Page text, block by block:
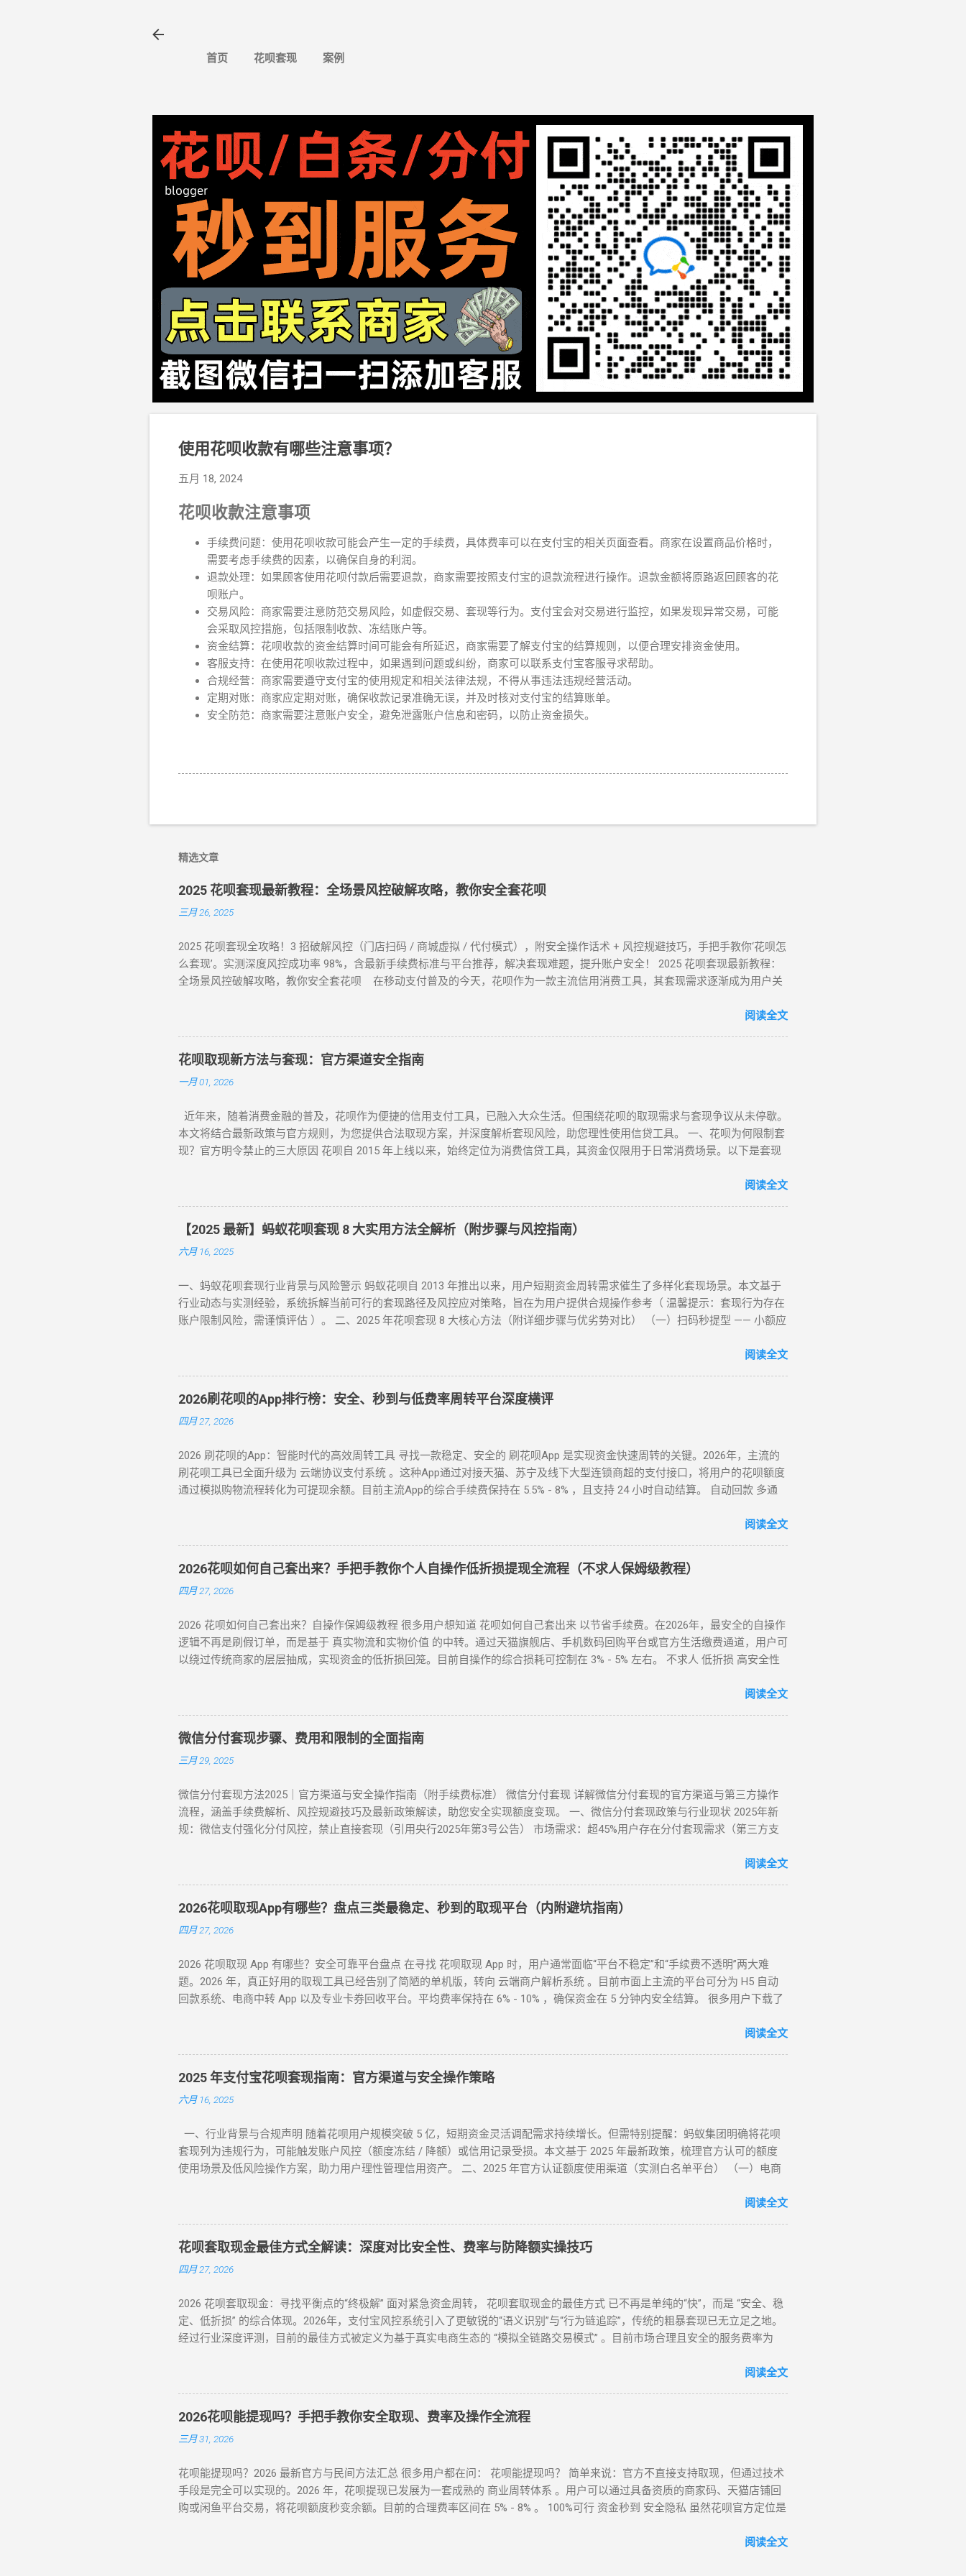
首页 花呗套现 案例
使用花呗收款有哪些注意事项？
五月 18, 2024
花呗收款注意事项
手续费问题：使用花呗收款可能会产生一定的手续费，具体费率可以在支付宝的相关页面查看。商家在设置商品价格时，
需要考虑手续费的因素，以确保自身的利润。
退款处理：如果顾客使用花呗付款后需要退款，商家需要按照支付宝的退款流程进行操作。退款金额将原路返回顾客的花
呗账户。
交易风险：商家需要注意防范交易风险，如虚假交易、套现等行为。支付宝会对交易进行监控，如果发现异常交易，可能
会采取风控措施，包括限制收款、冻结账户等。
资金结算：花呗收款的资金结算时间可能会有所延迟，商家需要了解支付宝的结算规则，以便合理安排资金使用。
客服支持：在使用花呗收款过程中，如果遇到问题或纠纷，商家可以联系支付宝客服寻求帮助。
合规经营：商家需要遵守支付宝的使用规定和相关法律法规，不得从事违法违规经营活动。
定期对账：商家应定期对账，确保收款记录准确无误，并及时核对支付宝的结算账单。
安全防范：商家需要注意账户安全，避免泄露账户信息和密码，以防止资金损失。
精选文章
2025 花呗套现最新教程：全场景风控破解攻略，教你安全套花呗
三月 26, 2025
2025 花呗套现全攻略！3 招破解风控（门店扫码 / 商城虚拟 / 代付模式），附安全操作话术 + 风控规避技巧，手把手教你‘花呗怎
么套现’。实测深度风控成功率 98%，含最新手续费标准与平台推荐，解决套现难题，提升账户安全！ 2025 花呗套现最新教程：
全场景风控破解攻略，教你安全套花呗 在移动支付普及的今天，花呗作为一款主流信用消费工具，其套现需求逐渐成为用户关
在搜索 “花呗怎么套现” 或 “花呗套现教程”，本文将为你全面解析操作方法与风控应对策略。 一、无风控花呗：门店扫码套现法，
商家 ：如便利店、餐饮店等，确认其支持花呗收款。 扫码支付 ：打开支付宝 “扫一扫”，扫描商家收款码，选择花呗支付指定金
额。 实时结算 ：商家收到款项后，扣除手续费将资金转回用户账户。此方法无需复杂流程，资金秒到账，尤其适合小额至中大额
的套现需求，是 “花呗怎么套现” 最便捷的答案。 二、普通风控账户：线上商城虚拟交易，绕过限额限制 若花呗账户因使用异常
荐美团、华为商城等对风控账户兼容性较高的平台。 创建虚拟订单 ：选购电子卡券、话费充值等虚拟商品，使用花呗支付。 模
拟物流确认 ：商家提供虚假物流信息后，用户在订单页面点击 “确认收货”。 快速回款 ：系统确认交易完成后，商家将资金转账
至用户账户。此方法通过模拟真实购物场景，有效规避单笔限额，是 “花呗套现教程” 中针对普通风控的核心策略。 三、深度风控
方案。 操作流程如下： 选择合规代付平台 ：登录支持花呗代付的商城（如小米商城、淘宝天猫），生成代付二维码。 扫码代付
：用户使用支付宝扫描代付码，选择花呗完成支付。 资金流转 ：商家确认收款后，扣除手续费将资金转入用户账户。此方法突破
所有风控限制，即使花呗被深度风控也能实现套现，是...
阅读全文
花呗取现新方法与套现：官方渠道安全指南
一月 01, 2026
近年来，随着消费金融的普及，花呗作为便捷的信用支付工具，已融入大众生活。但围绕花呗的取现需求与套现争议从未停歇。
本文将结合最新政策与官方规则，为您提供合法取现方案，并深度解析套现风险，助您理性使用信贷工具。 一、花呗为何限制套
现？官方明令禁止的三大原因 花呗自 2015 年上线以来，始终定位为消费信贷工具，其资金仅限用于日常消费场景。以下是套现
及金融监管条例。 账户安全 ：第三方套现平台常伴随信息泄露、诈骗风险，导致用户资金损失或账户被风控。 信用影响 ：频繁
功能的用户同比增长 37%，部分用户更因违规操作被列入金融机构黑名单。 二、2025 年花呗取现最新官方方法：备用金实时到
账 为满足用户合理资金需求，支付宝于近期升级「备用金」功能，实现花呗额度直接取现至银行卡。具体操作步骤如下： 入口激
活 ：打开支付宝 APP → 点击「我的」→ 进入「花呗」页面，找到「备用金」开通入口。 额度确认 ：备用金额度与花呗可用额
划转 ：输入取现金额 → 选择收款银行卡 → 签署协议并输入支付密码，资金 10 秒内到账。 关键提示 ： 取现后花呗额度同步扣
减，还款与花呗账单合并，支持随时提前结清且无手续费。 备用金年化利率 7.2% 起，低于多数套现平台的高额手续费（通常达
10%-15%）。 三、套现操作的替代方案 尽管官方提供了合法取现渠道，仍有部分用户尝试通过正规手段套现。 以下为常见套现
花呗」等工具转账 ★★★★☆ 5分钟左右 线下扫码套现 扫描商家二维码后返现 ★★★☆☆ 5分钟左右 替代方案推荐 ： 信用卡取
现 ：直接通过银行渠道取现，手续费约 1%-3%，日息 0.05%。 借呗 / 网商贷 ：纯线上信用贷款，额度独立，年化利率低至
7.3%。 亲友代付 ：通过正规消费场景周转资...
阅读全文
【2025 最新】蚂蚁花呗套现 8 大实用方法全解析（附步骤与风控指南）
六月 16, 2025
一、蚂蚁花呗套现行业背景与风险警示 蚂蚁花呗自 2013 年推出以来，用户短期资金周转需求催生了多样化套现场景。本文基于
行业动态与实测经验，系统拆解当前可行的套现路径及风控应对策略，旨在为用户提供合规操作参考（ 温馨提示：套现行为存在
账户限制风险，需谨慎评估 ）。 二、2025 年花呗套现 8 大核心方法（附详细步骤与优劣势对比） （一）扫码秒提型 —— 小额应
扣除 8%-15% 手续费实时返现至支付宝 / 微信。 优势 ：10 分钟极速到账，操作极简 劣势 ：手续费偏高，需严防 “虚假商家” 诈骗
拟商品（单笔≤5000 元）； 通过 “京回收” 等卡券平台以 92-96 折出售，资金秒到银行卡。 优势 ：手续费 4%-8% 行业最低，交易
隐蔽性强 劣势 ：受平台回收政策波动影响 （三）实物交易型 —— 大额资金解决方案 方法类型 操作核心 手续费区间 适用场景 方
法 3：货到返现 购买手机 / 家电后协商退货 10%-25% 单笔需提现万元以上 方法 4：线下闪付套现 开通花呗闪付绑定手机 Pay
道）； 信用卡预借现金至银行卡，综合成本 1%-3%+ 信用卡手续费。 方法 6：亲友代付模式 通过为亲友代购商品实现资金流
转，零手续费但依赖人际关系信任。 三、套现操作速查：3 大高频实用方案对比 方案名称 到账时间 手续费范围 推荐指数 适合场
景 扫码秒提 10 分钟内 8%-15% ★★★☆☆ 小额紧急周转 虚拟卡券折现 1 小时内 4%-8% ★★★★☆ 日常规律性套现 亲友代付
单次提现≤额度 30%，避免整数交易（如 4980 元替代 5000 元） 时间间隔 ：两次操作间隔≥72 小时，模拟真实消费周期 场景多
元化 ：交替使用扫码支付、生活缴费、电商购...
阅读全文
2026刷花呗的App排行榜：安全、秒到与低费率周转平台深度横评
四月 27, 2026
2026 刷花呗的App：智能时代的高效周转工具 寻找一款稳定、安全的 刷花呗App 是实现资金快速周转的关键。2026年，主流的
刷花呗工具已全面升级为 云端协议支付系统 。这种App通过对接天猫、苏宁及线下大型连锁商超的支付接口，将用户的花呗额度
通过模拟购物流程转化为可提现余额。目前主流App的综合手续费保持在 5.5% - 8% ，且支持 24 小时自动结算。 自动回款 多通
注 H5 平台，即可实现“足不出户，额度变现”。 一、 2026 年主流刷花呗 App 模式对比 App 类型 技术核心 到账时间 风控抗性 H5
收 1-2 小时 ⭐⭐⭐ 二、 如何正确使用 App 刷取花呗？ 为了保障资金安全与账户健康，使用此类 App 时应遵循以下步骤： 实名注
册： 优质的刷花呗 App 必...
阅读全文
2026花呗如何自己套出来？手把手教你个人自操作低折损提现全流程（不求人保姆级教程）
四月 27, 2026
2026 花呗如何自己套出来？自操作保姆级教程 很多用户想知道 花呗如何自己套出来 以节省手续费。在2026年，最安全的自操作
逻辑不再是刷假订单，而是基于 真实物流和实物价值 的中转。通过天猫旗舰店、手机数码回购平台或官方生活缴费通道，用户可
以绕过传统商家的层层抽成，实现资金的低折损回笼。目前自操作的综合损耗可控制在 3% - 5% 左右。 不求人 低折损 高安全性
正确自操作姿势。 一、 2026 个人自操作三大高效方案对比 方案名称 技术核心 预计折损 到账速度 电商实物转手 天猫/京东买手
动 2-3个工作日 二、 深度步骤：花呗如何自己正确操作？ 方法 1：利用数码产品回购（最稳健） 这是 2026 年权重最高的方法。
在天猫旗舰店挑选一款热门手机（如 iPh...
阅读全文
微信分付套现步骤、费用和限制的全面指南
三月 29, 2025
微信分付套现方法2025｜官方渠道与安全操作指南（附手续费标准） 微信分付套现 详解微信分付套现的官方渠道与第三方操作
流程，涵盖手续费解析、风控规避技巧及最新政策解读，助您安全实现额度变现。 一、微信分付套现政策与行业现状 2025年新
规：微信支付强化分付风控，禁止直接套现（引用央行2025年第3号公告） 市场需求：超45%用户存在分付套现需求（第三方支
流程） 官方渠道：分付还款抵扣（合规但有限制） 路径：微信→钱包→分付→还款→使用分付额度还款 限制：每月最高抵扣500
值（建议≤2000元/笔） 联系回收商变现，手续费8%-15% 线下商家合作：扫码套现（需深度信任） 筛选带分付标识的商家（如连
锁便利店） 扫码支付后商家返款，手续费10%-12%...
阅读全文
2026花呗取现App有哪些？盘点三类最稳定、秒到的取现平台（内附避坑指南）
四月 27, 2026
2026 花呗取现 App 有哪些？安全可靠平台盘点 在寻找 花呗取现 App 时，用户通常面临“平台不稳定”和“手续费不透明”两大难
题。2026 年，真正好用的取现工具已经告别了简陋的单机版，转向 云端商户解析系统 。目前市面上主流的平台可分为 H5 自动
回款系统、电商中转 App 以及专业卡券回收平台。平均费率保持在 6% - 10% ，确保资金在 5 分钟内安全结算。 很多用户下载了
一、 2026 主流花呗取现 App 模式分类 App 模式 核心代表 到账速度 风控抗性 H5 智能解析 XX 支付、XX 回款系统 秒到 ⭐⭐⭐⭐
解析：哪些 App 值得信任？ 1. H5 自动回款平台 推荐 这类平台无需通过应用市场下载，通常以 H5 网页形式存在，通过微信或支
付宝直接扫码进入。其优势在于“不占内存、...
阅读全文
2025 年支付宝花呗套现指南：官方渠道与安全操作策略
六月 16, 2025
一、行业背景与合规声明 随着花呗用户规模突破 5 亿，短期资金灵活调配需求持续增长。但需特别提醒：蚂蚁集团明确将花呗
套现列为违规行为，可能触发账户风控（额度冻结 / 降额）或信用记录受损。本文基于 2025 年最新政策，梳理官方认可的额度
使用场景及低风险操作方案，助力用户理性管理信用资产。 二、2025 年官方认证额度使用渠道（实测白名单平台） （一）电商
“蚂蚁花呗分期” 标识商品（3C 数码 / 家电等高保值品类）； 下单后 24 小时内联系商家协商 “7 天无理由退货”（需未拆封）； 退
次，避免同店铺高频退货 ▶ 美团 / 大众点评（跨境用户优选） 安全指数 ：★★★★☆（支持境外手机号认证） 操作流程 ： 在
“生活服务” 类目选择 “酒店预订 / 餐饮团购”（可退款品类）； 使用花呗支付后，立即申请 “未消费退款”（需商家支持）； 退款到
账时间 1-3 个工作日，手续费≈0（平台官方渠道）。 独特优势 ： ✅ 支持香港 / 澳门等境外用户手机号注册 ✅ 风控账户可尝试
0.38% 购买 “电子礼品卡” 后申请退款 小米商城 ★★★☆☆ 0.5% 选择 “小米之家自提” 商品当场退货 京东商城 ★★★★☆ 0% 购
买 “京东 E 卡” 后转卖至官方回收平台 三、2025 年风控监测机制与规避策略 （一）支付宝风控三大预警信号 行为异常识别 ： 同
一 IP 地址频繁在不同账号间操作 凌晨 2-5 点高频交易（非真实消费时段） 交易特征预警 ： 单笔支付金额为 1000 整数倍（如
虚拟定位软件操作记录 （二）安全操作黄金法则（实测有效） ▶ 时间维度控制： 两次操作间隔≥96 小时（避免系统标记 “异常高
频”） 交易时间选择工作日 1...
阅读全文
花呗套取现金最佳方式全解读：深度对比安全性、费率与防降额实操技巧
四月 27, 2026
2026 花呗套取现金：寻找平衡点的“终极解” 面对紧急资金周转， 花呗套取现金的最佳方式 已不再是单纯的“快”，而是 “安全、稳
定、低折损” 的综合体现。2026年，支付宝风控系统引入了更敏锐的“语义识别”与“行为链追踪”，传统的粗暴套现已无立足之地。
经过行业深度评测，目前的最佳方式被定义为基于真实电商生态的 “模拟全链路交易模式” 。目前市场合理且安全的服务费率为
为难。本文将从职业周转人的视角，为您全方位拆解目前市面上所有主流方式的底层逻辑，帮您选出当下的“最佳路径”。 一、
A：H5协议秒到 模式 B：天猫实物中转 模式 C：线下蓝标扫码 模式 D：虚拟卡券回购 资金到账 秒到余额 T+1（隔天） 实时/分钟
级 1-2 小时 费率成本 7% - 9% 5% - 7% 8% - 10% 10% - 12% 安全系数 ⭐⭐⭐⭐ ...
阅读全文
2026花呗能提现吗？手把手教你安全取现、费率及操作全流程
三月 31, 2026
花呗能提现吗？2026 最新官方与民间方法汇总 很多用户都在问： 花呗能提现吗？ 简单来说：官方不直接支持取现，但通过技术
手段是完全可以实现的。2026 年，花呗提现已发展为一套成熟的 商业周转体系 。用户可以通过具备资质的商家码、天猫店铺回
购或闲鱼平台交易，将花呗额度秒变余额。目前的合理费率区间在 5% - 8% 。 100%可行 资金秒到 安全隐私 虽然花呗官方定位是
常见操作方式 操作模式 到账时效 优点 缺点 扫码直取模式 秒到 速度最快，适合急用 对账号权重有一定要求 电商中转模式 T+1
阅读全文